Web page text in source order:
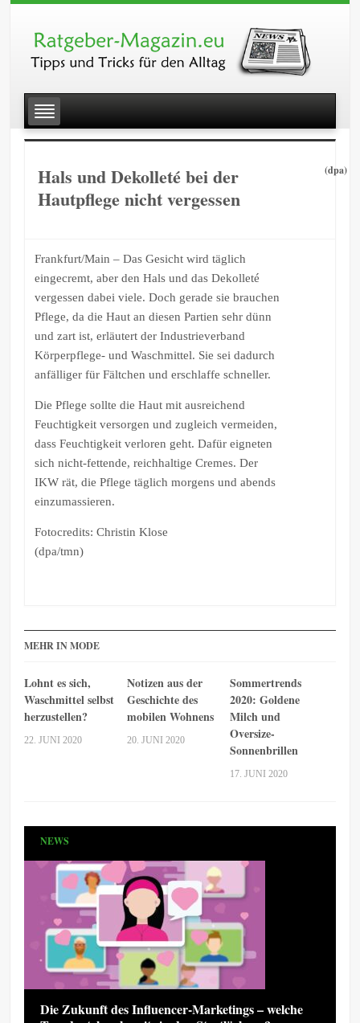
Hals und Dekolleté bei der
Hautpflege nicht vergessen
(dpa)
Frankfurt/Main – Das Gesicht wird täglich
eingecremt, aber den Hals und das Dekolleté
vergessen dabei viele. Doch gerade sie brauchen
Pflege, da die Haut an diesen Partien sehr dünn
und zart ist, erläutert der Industrieverband
Körperpflege- und Waschmittel. Sie sei dadurch
anfälliger für Fältchen und erschlaffe schneller.
Die Pflege sollte die Haut mit ausreichend
Feuchtigkeit versorgen und zugleich vermeiden,
dass Feuchtigkeit verloren geht. Dafür eigneten
sich nicht-fettende, reichhaltige Cremes. Der
IKW rät, die Pflege täglich morgens und abends
einzumassieren.
Fotocredits: Christin Klose
(dpa/tmn)
MEHR IN MODE
Lohnt es sich,
Waschmittel selbst
herzustellen?
22. JUNI 2020
Notizen aus der
Geschichte des
mobilen Wohnens
20. JUNI 2020
Sommertrends
2020: Goldene
Milch und
Oversize-
Sonnenbrillen
17. JUNI 2020
NEWS
Die Zukunft des Influencer-Marketings – welche